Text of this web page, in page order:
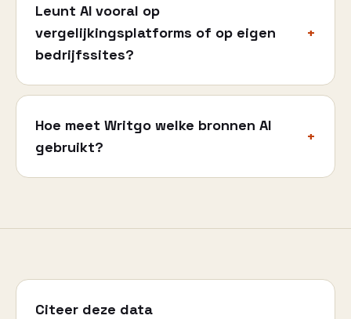
Leunt AI vooral op
vergelijkingsplatforms of op eigen
bedrijfssites?
+
Hoe meet Writgo welke bronnen AI
gebruikt?
+
Citeer deze data